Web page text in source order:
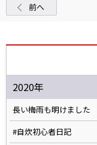
前へ
2020年
長い梅雨も明けました
#自炊初心者日記